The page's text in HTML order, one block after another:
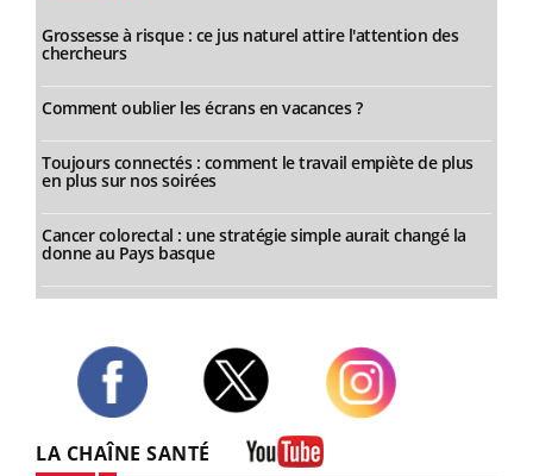
Grossesse à risque : ce jus naturel attire l'attention des
chercheurs
Comment oublier les écrans en vacances ?
Toujours connectés : comment le travail empiète de plus
en plus sur nos soirées
Cancer colorectal : une stratégie simple aurait changé la
donne au Pays basque
LA CHAÎNE SANTÉ